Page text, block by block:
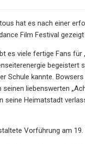
hat es nach einer
Film Festival
viele fertige Fans für
begeistert
kannte.
liebenswerten
Heimatstadt
Vorführung am 19.